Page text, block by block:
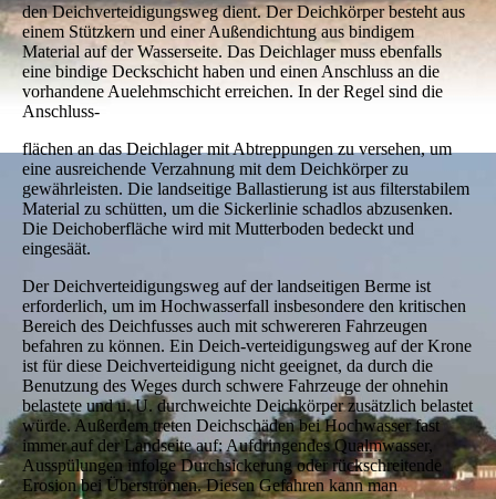
den Deichverteidigungsweg dient. Der Deichkörper besteht aus
einem Stützkern und einer Außendichtung aus bindigem
Material auf der Wasserseite. Das Deichlager muss ebenfalls
eine bindige Deckschicht haben und einen Anschluss an die
vorhandene Auelehmschicht erreichen. In der Regel sind die
Anschluss-
flächen an das Deichlager mit Abtreppungen zu versehen, um
eine ausreichende Verzahnung mit dem Deichkörper zu
gewährleisten. Die landseitige Ballastierung ist aus filterstabilem
Material zu schütten, um die Sickerlinie schadlos abzusenken.
Die Deichoberfläche wird mit Mutterboden bedeckt und
eingesäät.
Der Deichverteidigungsweg auf der landseitigen Berme ist
erforderlich, um im Hochwasserfall insbesondere den kritischen
Bereich des Deichfusses auch mit schwereren Fahrzeugen
befahren zu können. Ein Deich-verteidigungsweg auf der Krone
ist für diese Deichverteidigung nicht geeignet, da durch die
Benutzung des Weges durch schwere Fahrzeuge der ohnehin
belastete und u. U. durchweichte Deichkörper zusätzlich belastet
würde. Außerdem treten Deichschäden bei Hochwasser fast
immer auf der Landseite auf: Aufdringendes Qualmwasser,
Ausspülungen infolge Durchsickerung oder rückschreitende
Erosion bei Überströmen. Diesen Gefahren kann man